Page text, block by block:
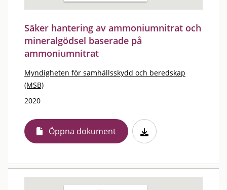
Säker hantering av ammoniumnitrat och
mineralgödsel baserade på
ammoniumnitrat
Myndigheten för samhällsskydd och beredskap
(MSB)
2020
Öppna dokument